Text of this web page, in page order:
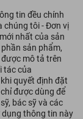
tin đều chính
chúng tôi - Đơn vị
nhất của sản
sản phẩm,
mô tả trên
tác của
quyết định đặt
được dùng để
bác sỹ và các
dụng thông tin này